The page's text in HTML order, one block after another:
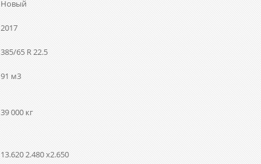
Новый
2017
385/65 R 22.5
91 м3
39 000 кг
13.620 2.480 x2.650